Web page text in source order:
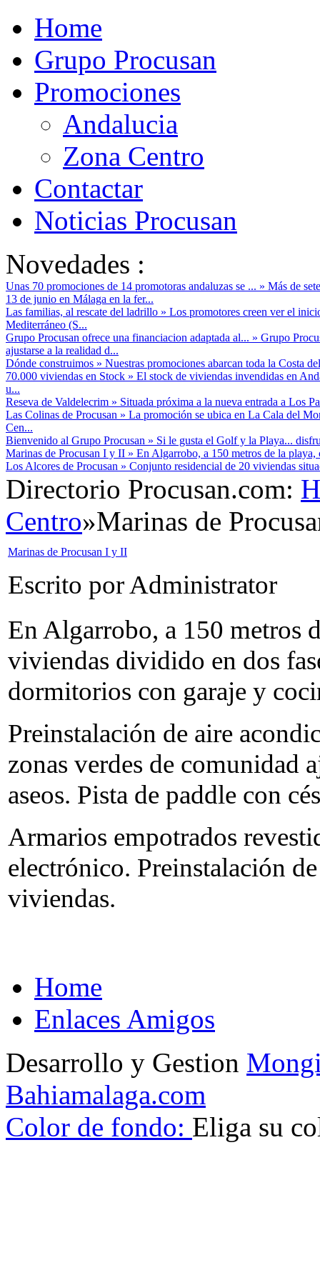
Home
Grupo Procusan
Promociones
Andalucia
Zona Centro
Contactar
Noticias Procusan
Novedades :
Unas 70 promociones de 14 promotoras andaluzas se ... » Más de
13 de junio en Málaga en la fer...
Las familias, al rescate del ladrillo » Los promotores creen ver el
Mediterráneo (S...
Grupo Procusan ofrece una financiacion adaptada al... » Grupo
ajustarse a la realidad d...
Dónde construimos » Nuestras promociones abarcan toda la Costa
70.000 viviendas en Stock » El stock de viviendas invendidas en
u...
Reseva de Valdelecrim » Situada próxima a la nueva entrada a Los
Las Colinas de Procusan » La promoción se ubica en La Cala del
Cen...
Bienvenido al Grupo Procusan » Si le gusta el Golf y la Playa...
Marinas de Procusan I y II » En Algarrobo, a 150 metros de la
Los Alcores de Procusan » Conjunto residencial de 20 viviendas
Directorio Procusan.com:
Centro»Marinas de
Marinas de Procusan I y II
Escrito por Administrator
En Algarrobo, a 150 metros
viviendas dividido en dos
dormitorios con garaje y
Preinstalación de aire
zonas verdes de comunidad
aseos. Pista de paddle con
Armarios empotrados
electrónico. Preinstalación
viviendas.
Home
Enlaces Amigos
Desarrollo y Gestion
Bahiamalaga.com
Color de fondo: Eliga su